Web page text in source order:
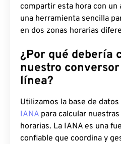
compartir esta hora con un
una herramienta sencilla
en dos zonas horarias
¿Por qué debería
nuestro
línea?
Utilizamos la base de
IANA para calcular
horarias. La IANA es una
confiable que coordina y